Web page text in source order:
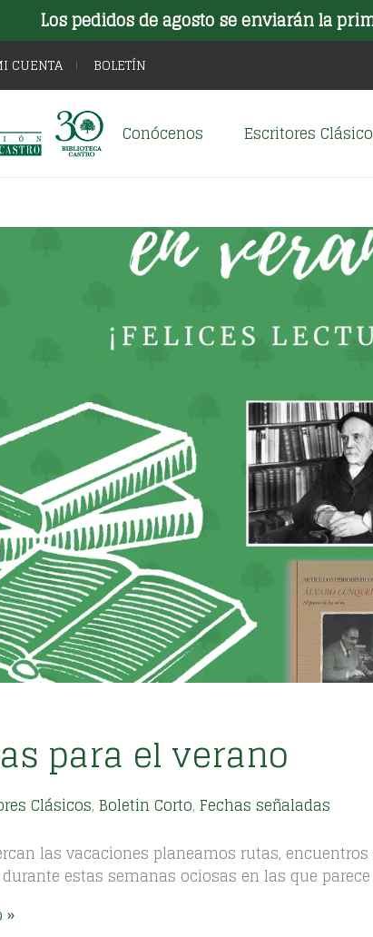
Los pedidos de agosto se enviarán la
CUENTA BOLETÍN
Conócenos Escritores
para el verano
Clásicos, Boletin Corto, Fechas señaladas
las vacaciones planeamos rutas,
estas semanas ociosas en las que